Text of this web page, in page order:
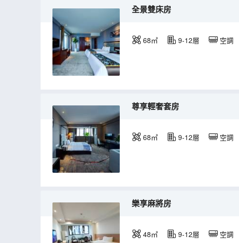
全景雙床房
68㎡ 9-12層 空調
尊享輕奢套房
68㎡ 9-12層 空調
樂享麻將房
48㎡ 9-12層 空調